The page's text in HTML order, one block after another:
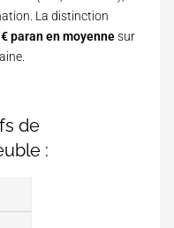
La distinction
paran en moyennesur
de
: